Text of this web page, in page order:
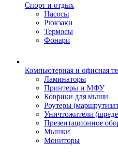
Спорт и отдых
Насосы
Рюкзаки
Термосы
Фонари
Компьютерная и офисная
Ламинаторы
Принтеры и МФУ
Коврики для мыши
Роутеры
Уничтожители
Презентационное
Мышки
Мониторы